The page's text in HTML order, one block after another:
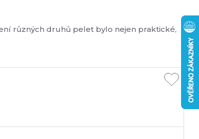
různých druhů pelet bylo nejen praktické,